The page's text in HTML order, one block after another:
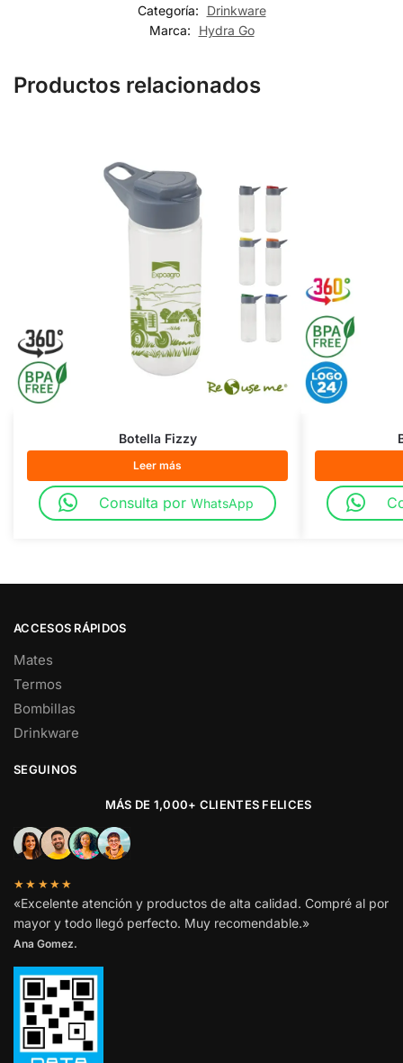
Categoría:
Drinkware
Marca:
Hydra Go
Productos relacionados
Botella Fizzy
Leer más
Consulta por WhatsApp
ACCESOS RÁPIDOS
Mates
Termos
Bombillas
Drinkware
SEGUINOS
MÁS DE 1,000+ CLIENTES FELICES
★★★★★
«Excelente atención y productos de alta calidad. Compré al por
mayor y todo llegó perfecto. Muy recomendable.»
Ana Gomez.